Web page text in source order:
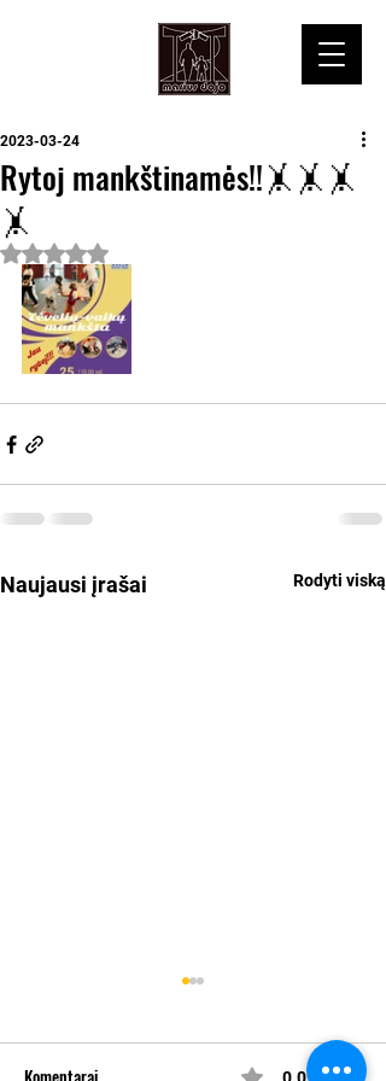
Rytoj mankštinamės!!🤸🤸🤸
🤸
2023-03-24
Įvertinta NaN iš 5 žvaigždučių.
Naujausi įrašai Rodyti viską